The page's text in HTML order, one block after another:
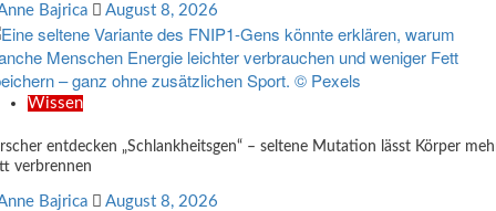
Bajrica August 8, 2026
Wissen
entdecken „Schlankheitsgen“ – seltene Mutation lässt Körper
verbrennen
Bajrica August 8, 2026